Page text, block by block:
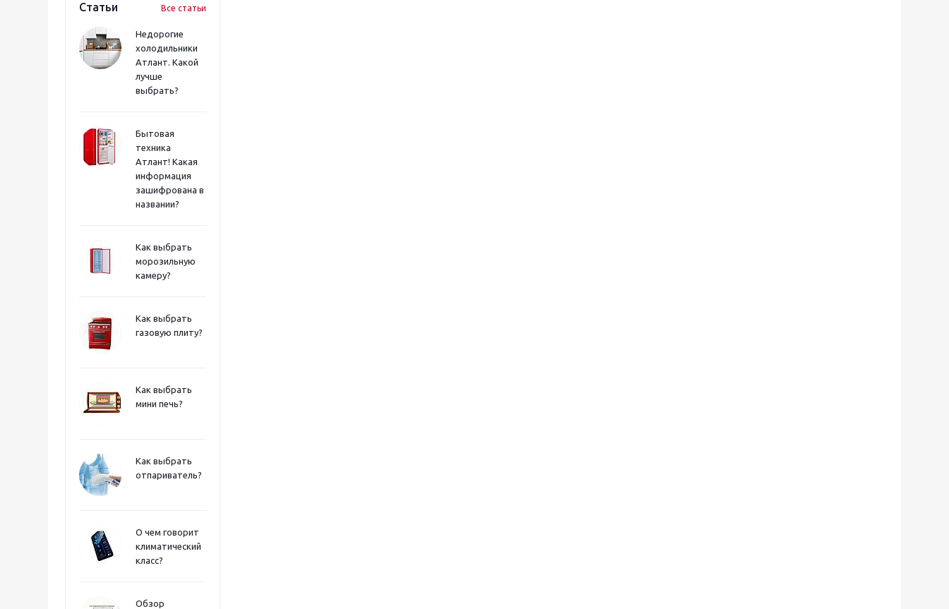
Статьи Все статьи
Недорогие
холодильники
Атлант. Какой
лучше
выбрать?
Бытовая
техника
Атлант! Какая
информация
зашифрована в
названии?
Как выбрать
морозильную
камеру?
Как выбрать
газовую плиту?
Как выбрать
мини печь?
Как выбрать
отпариватель?
О чем говорит
климатический
класс?
Обзор